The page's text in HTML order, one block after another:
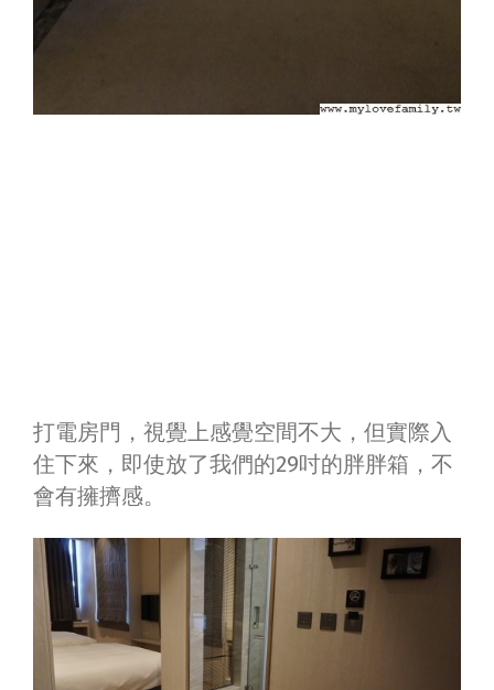
打電房門，視覺上感覺空間不大，但實際入
住下來，即使放了我們的29吋的胖胖箱，不
會有擁擠感。